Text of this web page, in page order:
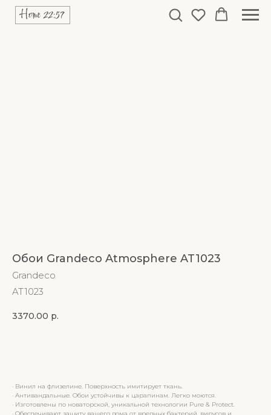
Обои Grandeco Atmosphere AT1023
Grandeco
AT1023
3370.00 р.
· Винил на флизелине. Поверхность имитирует ткань.
· Антивандальные. Обои устойчивы к царапинам. Легко моются.
· Изготовлены по новаторской, уникальной технологии Pure & Protect.